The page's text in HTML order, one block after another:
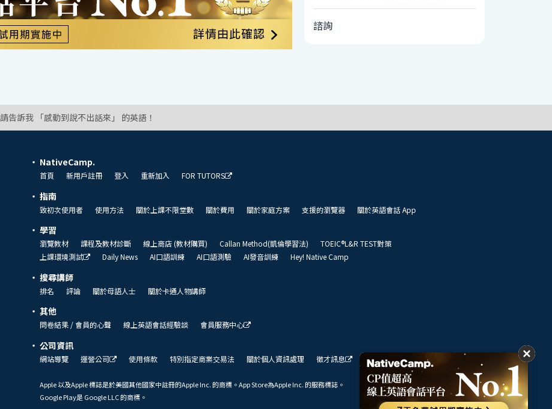
諮詢
請告訴我 「感動到說不出話來」 的英語！
NativeCamp.
首頁 新用戶註冊 登入 重新加入 FOR TUTORS
指南
致初次使用者 使用方法 關於上課不限堂數 關於費用 關於家庭方案 支援的瀏覽器 關於英語會話 App
學習
瀏覽教材 課程及教材診斷 線上商店 (教材購買) Callan Method(凱倫學習法)
TOEIC®L&R TEST對策
上課環境測試
Daily News AI口語訓練 AI口語測驗 AI發音訓練 Hey! Native Camp
搜尋講師
排名 評論 關於母語人士 關於卡通人物講師
其他
問卷結果 / 會員的心聲 線上英語會話經驗談 會員服務中心
公司資訊
網站導覽 運營公司 使用條款 特別指定商業交易法 關於個人資訊處理 徵才訊息 我們的展望
Apple 以及Apple 標誌是於美國其他國家中註冊的Apple Inc. 的商標。App Store為Apple Inc. 的服務標誌。
Google Play是 Google LLC 的商標。